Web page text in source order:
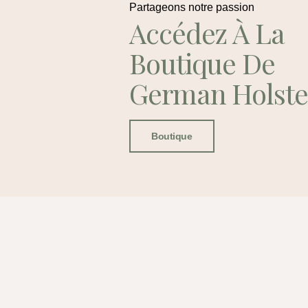
Partageons notre passion
Accédez À La
Boutique De
German
Boutique